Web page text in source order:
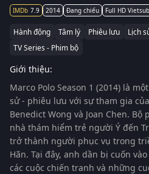
7.9 2014 Đang chiếu Full HD Vietsub
Hành động Tâm lý Phiêu lưu
Lịch
TV Series - Phim bộ
Giới thiệu:
Marco Polo Season 1 (2014) là
sử - phiêu lưu với sự tham gia của
Benedict Wong và Joan Chen. Bộ
nhà thám hiểm trẻ người Ý đến
trở thành người phục vụ trong
Hãn. Tại đây, anh dần bị cuốn
các cuộc chiến tranh và những